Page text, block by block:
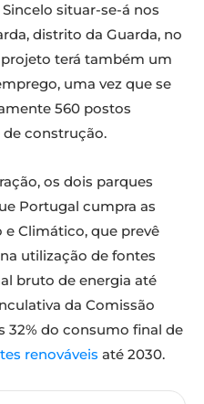
situar-se-á nos
distrito da Guarda, no
terá também um
uma vez que se
560 postos
construção.
os dois parques
Portugal cumpra as
Climático, que prevê
utilização de fontes
bruto de energia até
da Comissão
32% do consumo final de
renováveis até 2030.